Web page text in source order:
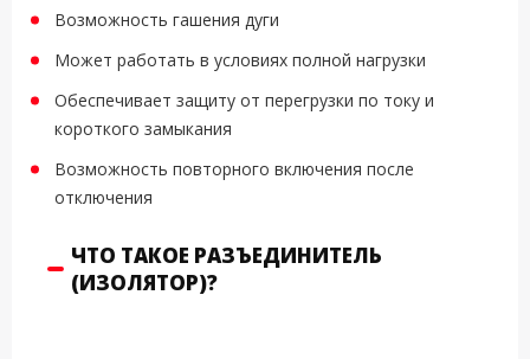
Возможность гашения дуги
Может работать в условиях полной нагрузки
Обеспечивает защиту от перегрузки по току и
короткого замыкания
Возможность повторного включения после
отключения
ЧТО ТАКОЕ РАЗЪЕДИНИТЕЛЬ
(ИЗОЛЯТОР)?